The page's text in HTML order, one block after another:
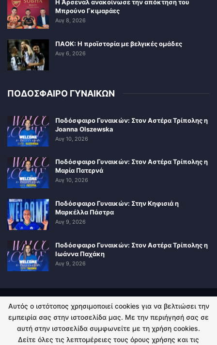
Η Άρσεναλ ανακοίνωσε την απόκτηση του
Μπρούνο Γκιμαράες
Αυγ 8, 2026
ΠΑΟΚ: Η προϊστορία με βελγικές ομάδες
Αυγ 6, 2026
ΠΟΔΟΣΦΑΙΡΟ ΓΥΝΑΙΚΩΝ
Ποδόσφαιρο Γυναικών: Στον Αστέρα Τρίπολης η
Joanna Olszewska
Αυγ 10, 2026
Ποδόσφαιρο Γυναικών: Στον Αστέρα Τρίπολης η
Μαρία Πατερνά
Αυγ 10, 2026
Ποδόσφαιρο Γυναικών: Στην Κηφισιά η
Μαρκέλλα Πάστρα
Αυγ 9, 2026
Ποδόσφαιρο Γυναικών: Στον Αστέρα Τρίπολης η
Ιωάννα Παχάκη
Αυγ 9, 2026
ΠΟΛΙΤΙΚΗ ΑΠΟΡΡΗΤΟΥ ΕΠΙΚΟΙΝΩΝΙΑ
© 2026 - Kingsport.gr. All Rights Reserved.
Αυτός ο ιστότοπος χρησιμοποιεί cookies για να βελτιώσει την
εμπειρία σας στην ιστοσελίδα μας. Με την περιήγησή σας σε
αυτή στην ιστοσελίδα συμφωνείτε με τη χρήση cookies.
Δείτε όλες τις λεπτομέρειες τους όρους χρήσης και τις